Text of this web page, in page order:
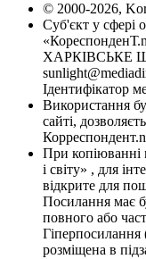
© 2000-2026,
Суб'єкт у сфері
ХАРКІВСЬКЕ
Ідентифікатор
Використання
сайті,
При копіюванні
і світу» , для
відкрите для
Посилання має
повного або
Гіперпосилання
розміщена в